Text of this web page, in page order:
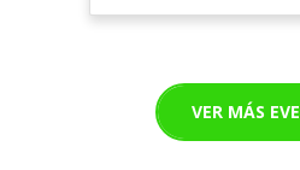
VER MÁS